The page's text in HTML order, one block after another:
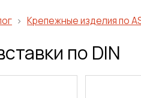
Крепежные изделия по
по DIN